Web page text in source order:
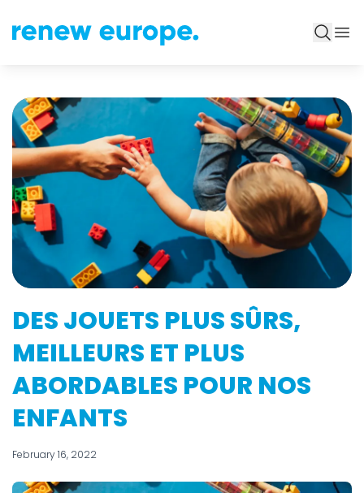
DES JOUETS PLUS SÛRS,
MEILLEURS ET PLUS
ABORDABLES POUR NOS
ENFANTS
February 16, 2022